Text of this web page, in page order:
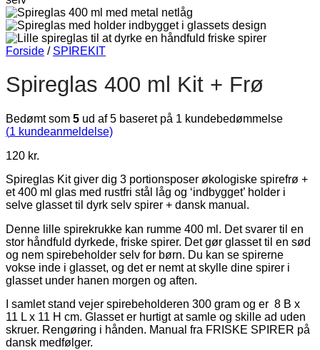
Forside / SPIREKIT
Spireglas 400 ml Kit + Frø
Bedømt som 5 ud af 5 baseret på 1 kundebedømmelse
(1 kundeanmeldelse)
120 kr.
Spireglas Kit giver dig 3 portionsposer økologiske spirefrø +
et 400 ml glas med rustfri stål låg og ‘indbygget’ holder i
selve glasset til dyrk selv spirer + dansk manual.
Denne lille spirekrukke kan rumme 400 ml. Det svarer til en
stor håndfuld dyrkede, friske spirer. Det gør glasset til en sød
og nem spirebeholder selv for børn. Du kan se spirerne
vokse inde i glasset, og det er nemt at skylle dine spirer i
glasset under hanen morgen og aften.
I samlet stand vejer spirebeholderen 300 gram og er 8 B x
11 L x 11 H cm. Glasset er hurtigt at samle og skille ad uden
skruer. Rengøring i hånden. Manual fra FRISKE SPIRER på
dansk medfølger.